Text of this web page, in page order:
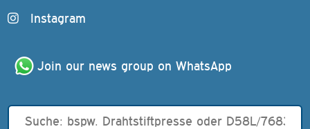
Instagram
Join our news group on WhatsApp